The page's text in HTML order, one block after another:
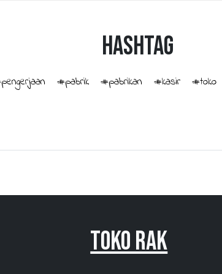
HashTag
#pabrik #pabrikan #kasir #toko
Toko Rak